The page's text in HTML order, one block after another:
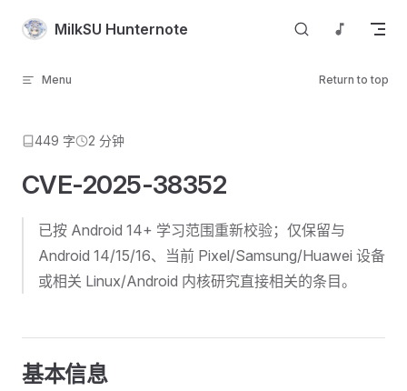
Skip to content
MilkSU Hunternote
Menu Return to top
449 字 2 分钟
CVE-2025-38352
已按 Android 14+ 学习范围重新校验；仅保留与
Android 14/15/16、当前 Pixel/Samsung/Huawei 设备
或相关 Linux/Android 内核研究直接相关的条目。
基本信息